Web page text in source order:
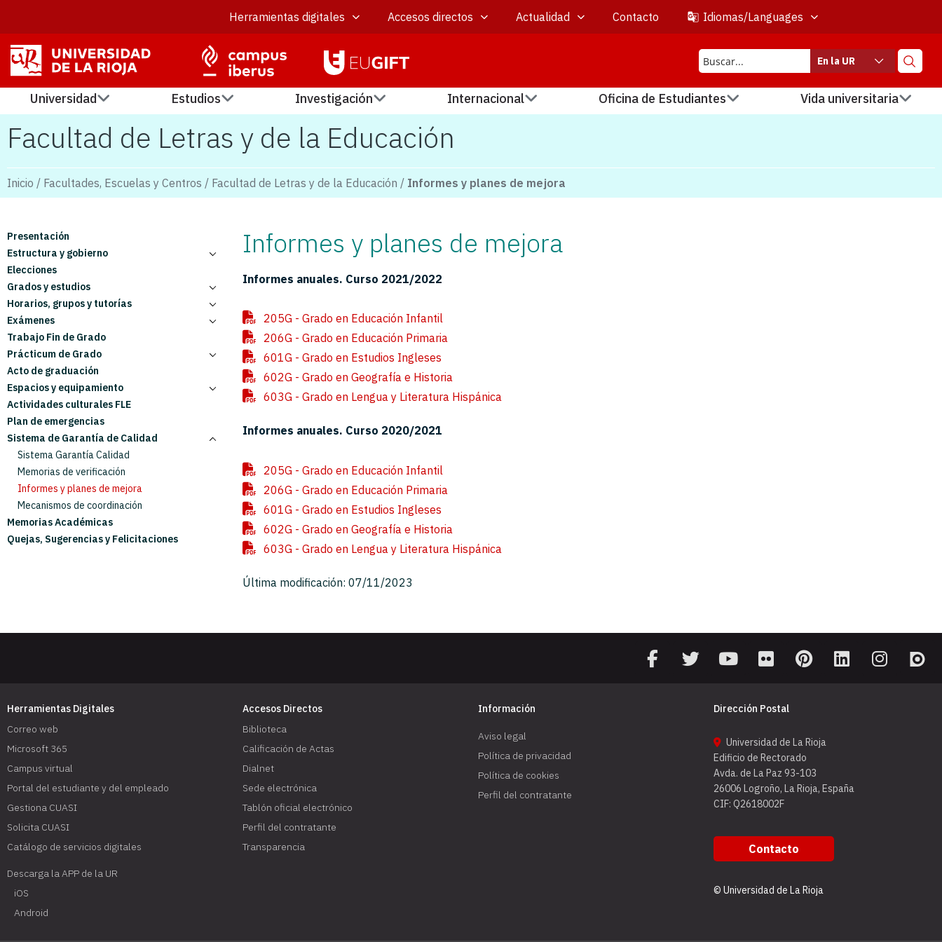
Herramientas digitales Accesos directos Actualidad Contacto Idiomas/Languages
En la UR
Universidad Estudios Investigación Internacional Oficina de Estudiantes Vida universitaria
Facultad de Letras y de la Educación
Inicio / Facultades, Escuelas y Centros / Facultad de Letras y de la Educación / Informes y planes de mejora
Presentación
Estructura y gobierno
Equipo Decanal
Consejo de Facultad
Comisión Académica
Direcciones de estudios
Delegadas/os
Mentores/as
Junta Electoral
Administración
Elecciones
Grados y estudios
Grados y menciones
Reglamentos de dispositivos electrónicos
Planificación docente
Horarios, grupos y tutorías
Horarios de Grado
Asignaturas y profesores
Grupos básicos Primaria
Grupos de prácticas
Cronogramas
Tutorías académicas
Exámenes
Convocatorias ordinarias y extraordinarias
Cambio por causa justificada
Trabajo Fin de Grado
Prácticum de Grado
Estructura del Prácticum
Requisitos de matrícula
Calendario
Asignación de centros y tutores
Funciones del estudiantado y el profesorado
Coordinación del Prácticum
Evaluación
Solicitudes
Memoria de Prácticas
Acto de graduación
Espacios y equipamiento
Reserva de espacios
Equipamiento
Plan de emergencia
Actividades culturales FLE
Plan de emergencias
Sistema de Garantía de Calidad
Sistema Garantía Calidad
Memorias de verificación
Informes y planes de mejora
Mecanismos de coordinación
Memorias Académicas
Quejas, Sugerencias y Felicitaciones
Informes y planes de mejora
Informes anuales. Curso 2021/2022
205G - Grado en Educación Infantil
206G - Grado en Educación Primaria
601G - Grado en Estudios Ingleses
602G - Grado en Geografía e Historia
603G - Grado en Lengua y Literatura Hispánica
Informes anuales. Curso 2020/2021
205G - Grado en Educación Infantil
206G - Grado en Educación Primaria
601G - Grado en Estudios Ingleses
602G - Grado en Geografía e Historia
603G - Grado en Lengua y Literatura Hispánica
Última modificación: 07/11/2023
Herramientas Digitales
Correo web
Microsoft 365
Campus virtual
Portal del estudiante y del empleado
Gestiona CUASI
Solicita CUASI
Catálogo de servicios digitales
Descarga la APP de la UR
iOS
Android
Accesos Directos
Biblioteca
Calificación de Actas
Dialnet
Sede electrónica
Tablón oficial electrónico
Perfil del contratante
Transparencia
Información
Aviso legal
Política de privacidad
Política de cookies
Perfil del contratante
Dirección Postal
Universidad de La Rioja
Edificio de Rectorado
Avda. de La Paz 93-103
26006 Logroño, La Rioja, España
CIF: Q2618002F
Contacto
© Universidad de La Rioja